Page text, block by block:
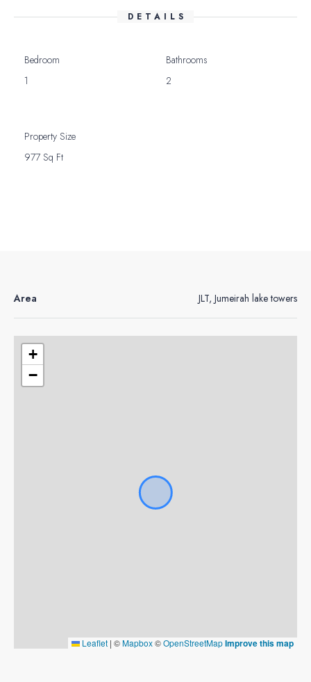
DETAILS
Bedroom
1
Bathrooms
2
Property Size
977 Sq Ft
Area JLT, Jumeirah lake towers
+
−
Leaflet | ©Mapbox©OpenStreetMapImprove this map